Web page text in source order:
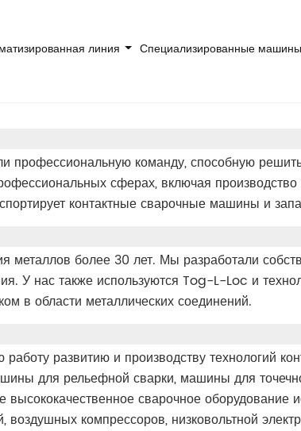
линия Специализированные машины
профессиональную команду, способную
сферах, включая производство
контактные сварочные машины и
металлов более 30 лет. Мы разработали
У нас также используются Tog-L-Loc и
в области металлических соединений.
развитию и производству технологий
для рельефной сварки, машины для
сварочное оборудование
компрессоров, низковольтной